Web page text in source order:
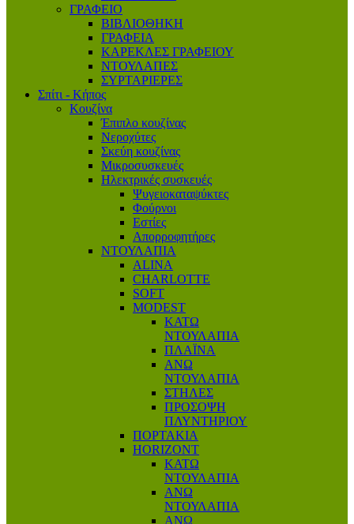
ΓΡΑΦΕΙΟ
ΒΙΒΛΙΟΘΗΚΗ
ΓΡΑΦΕΙΑ
ΚΑΡΕΚΛΕΣ ΓΡΑΦΕΙΟΥ
ΝΤΟΥΛΑΠΕΣ
ΣΥΡΤΑΡΙΕΡΕΣ
Σπίτι - Κήπος
Κουζίνα
Έπιπλο κουζίνας
Νεροχύτες
Σκεύη κουζίνας
Μικροσυσκευές
Ηλεκτρικές συσκευές
Ψυγειοκαταψύκτες
Φούρνοι
Εστίες
Απορροφητήρες
ΝΤΟΥΛΑΠΙΑ
ALINA
CHARLOTTE
SOFT
MODEST
ΚΑΤΩ
ΝΤΟΥΛΑΠΙΑ
ΠΛΑΪΝΑ
ΑΝΩ
ΝΤΟΥΛΑΠΙΑ
ΣΤΗΛΕΣ
ΠΡΟΣΟΨΗ
ΠΛΥΝΤΗΡΙΟΥ
ΠΟΡΤΑΚΙΑ
HORIZONT
ΚΑΤΩ
ΝΤΟΥΛΑΠΙΑ
ΑΝΩ
ΝΤΟΥΛΑΠΙΑ
ΑΝΩ